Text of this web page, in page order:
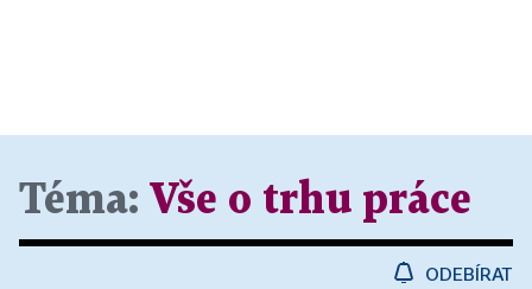
Téma: Vše o trhu práce
ODEBÍRAT